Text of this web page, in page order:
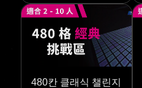
480칸 클래식 챌린지